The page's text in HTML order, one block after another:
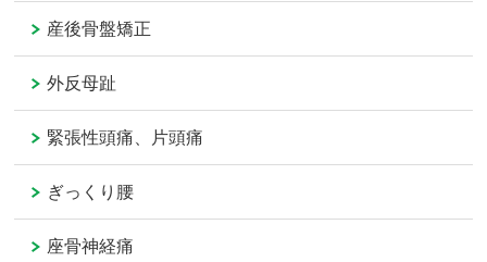
産後骨盤矯正
外反母趾
緊張性頭痛、片頭痛
ぎっくり腰
座骨神経痛